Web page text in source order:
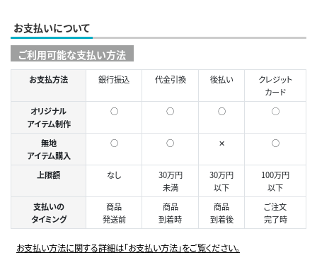
お支払いについて
ご利用可能な支払い方法
お支払方法 銀行振込 代金引換 後払い
クレジット
カード
オリジナル
アイテム制作
○ ○ ○ ◯
無地
アイテム購入
○ ○ ✕ ○
上限額 なし
30万円
未満
30万円
以下
100万円
以下
支払いの
タイミング
商品
発送前
商品
到着時
商品
到着後
ご注文
完了時
お支払い方法に関する詳細は「お支払い方法」をご覧ください。